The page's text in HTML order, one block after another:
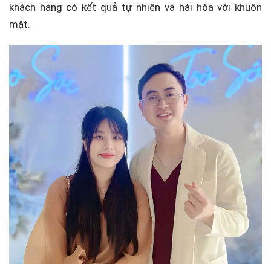
khách hàng có kết quả tự nhiên và hài hòa với khuôn
mặt.